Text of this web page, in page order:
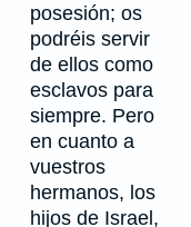
posesión; os
podréis servir
de ellos como
esclavos para
siempre. Pero
en cuanto a
vuestros
hermanos, los
hijos de Israel,